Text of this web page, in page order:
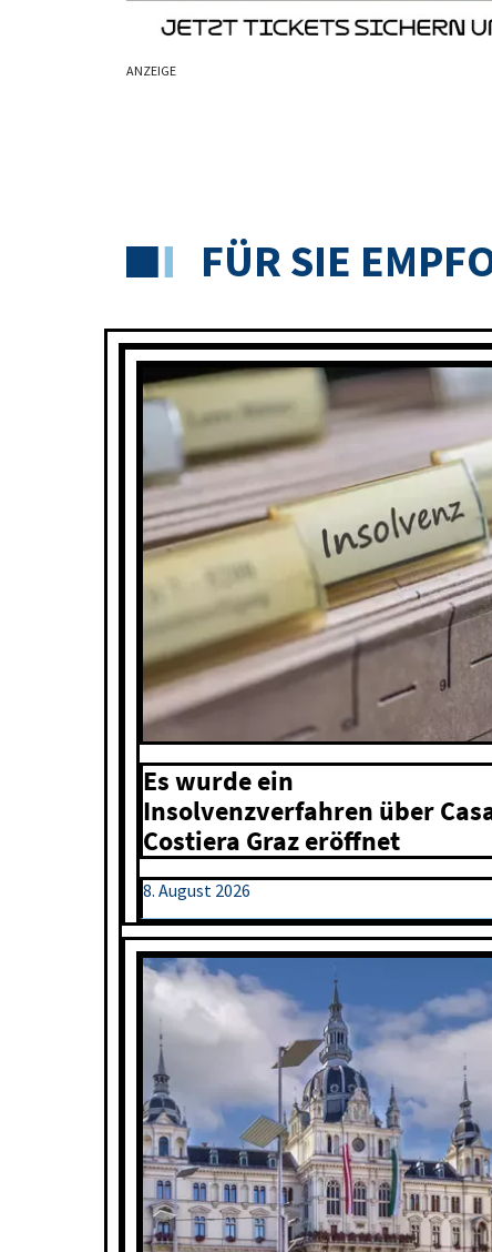
ANZEIGE
FÜR SIE
Es wurde ein
Insolvenzverfahren über
Costiera Graz eröffnet
8. August 2026